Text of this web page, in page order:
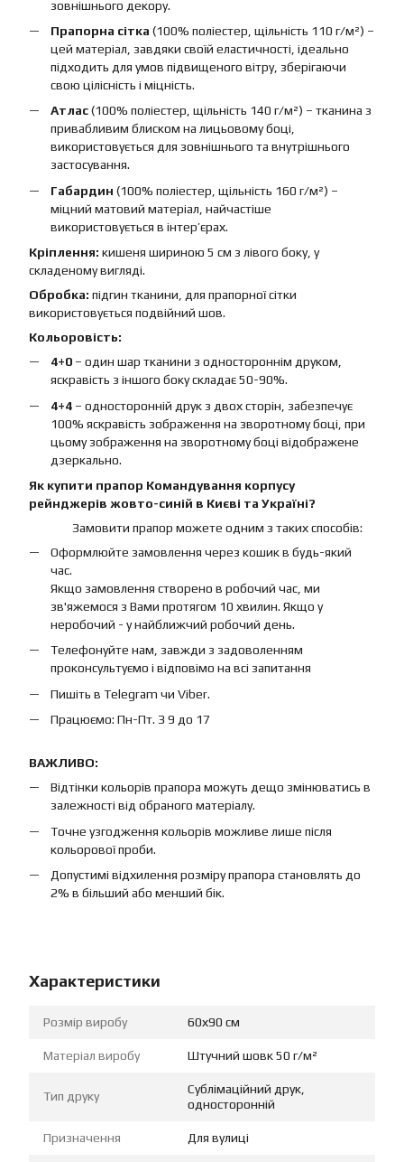
зовнішнього декору.
Прапорна сітка (100% поліестер, щільність 110 г/м²) –
цей матеріал, завдяки своїй еластичності, ідеально
підходить для умов підвищеного вітру, зберігаючи
свою цілісність і міцність.
Атлас(100% поліестер, щільність 140 г/м²) – тканина з
привабливим блиском на лицьовому боці,
використовується для зовнішнього та внутрішнього
застосування.
Габардин (100% поліестер, щільність 160 г/м²) –
міцний матовий матеріал, найчастіше
використовується в інтер’єрах.
Кріплення: кишеня шириною 5 см з лівого боку, у
складеному вигляді.
Обробка: підгин тканини, для прапорної сітки
використовується подвійний шов.
Кольоровість:
4+0 – один шар тканини з одностороннім друком,
яскравість з іншого боку складає 50-90%.
4+4 – односторонній друк з двох сторін, забезпечує
100% яскравість зображення на зворотному боці, при
цьому зображення на зворотному боці відображене
дзеркально.
Як купити прапор Командування корпусу
рейнджерів жовто-синій в Києві та Україні?
Замовити прапор можете одним з таких способів:
Оформлюйте замовлення через кошик в будь-який
час.
Якщо замовлення створено в робочий час, ми
зв'яжемося з Вами протягом 10 хвилин. Якщо у
неробочий - у найближчий робочий день.
Телефонуйте нам, завжди з задоволенням
проконсультуємо і відповімо на всі запитання
Пишіть в Telegram чи Viber.
Працюємо: Пн-Пт. З 9 до 17
ВАЖЛИВО:
Відтінки кольорів прапора можуть дещо змінюватись в
залежності від обраного матеріалу.
Точне узгодження кольорів можливе лише після
кольорової проби.
Допустимі відхилення розміру прапора становлять до
2% в більший або менший бік.
Характеристики
Розмір виробу 60х90 см
Матеріал виробу Штучний шовк 50 г/м²
Тип друку
Сублімаційний друк,
односторонній
Призначення Для вулиці